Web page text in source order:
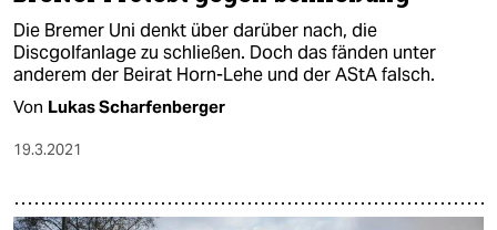
Die Bremer Uni denkt über darüber nach, die
Discgolfanlage zu schließen. Doch das fänden unter
anderem der Beirat Horn-Lehe und der AStA falsch.
Von Lukas Scharfenberger
19.3.2021